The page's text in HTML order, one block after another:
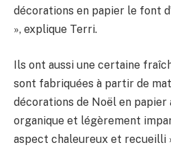
décorations en papier le font
», explique Terri.
Ils ont aussi une certaine
sont fabriquées à partir de
décorations de Noël en
organique et légèrement
aspect chaleureux et recueilli